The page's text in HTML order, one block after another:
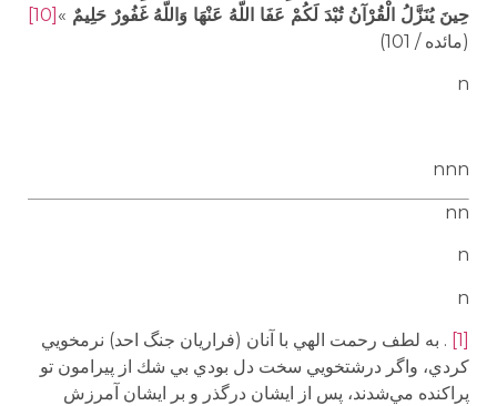
حِينَ يُنَزَّلُ الْقُرْآنُ تُبْدَ لَكُمْ عَفَا اللّهُ عَنْهَا وَاللّهُ غَفُورٌ حَلِيمٌ »
[10]
(مائده / 101)
n
nnn
nn
n
n
. به لطف رحمت الهي با آنان (فراريان جنگ احد) نرمخويي
كردي، واگر درشتخویي سخت دل بودي بي شك از پيرامون تو
پراكنده مي‌شدند، پس از ايشان درگذر و بر ايشان آمرزش